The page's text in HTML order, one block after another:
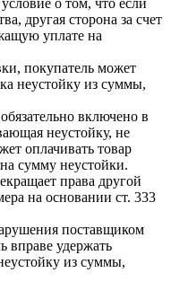
другая сторона за счет
уплате на
покупатель может
неустойку из суммы,
включено в
неустойку, не
оплачивать товар
сумму неустойки.
права другой
на основании ст. 333
поставщиком
вправе удержать
из суммы,